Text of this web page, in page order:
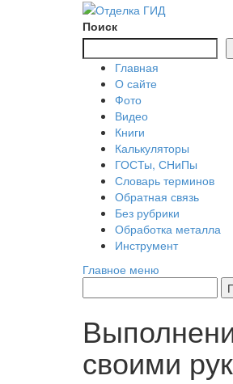
Поиск
Главная
О сайте
Фото
Видео
Книги
Калькуляторы
ГОСТы, СНиПы
Словарь терминов
Обратная связь
Без рубрики
Обработка металла
Инструмент
Главное меню
своими